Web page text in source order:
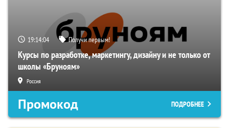
19:14:03 Получи первым!
Курсы по разработке, маркетингу, дизайну и не только от
школы «Бруноям»
Россия
Промокод ПОДРОБНЕЕ